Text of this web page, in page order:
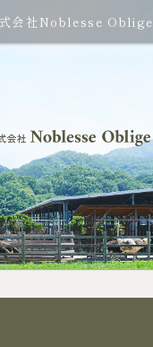
会社Noblesse Oblige